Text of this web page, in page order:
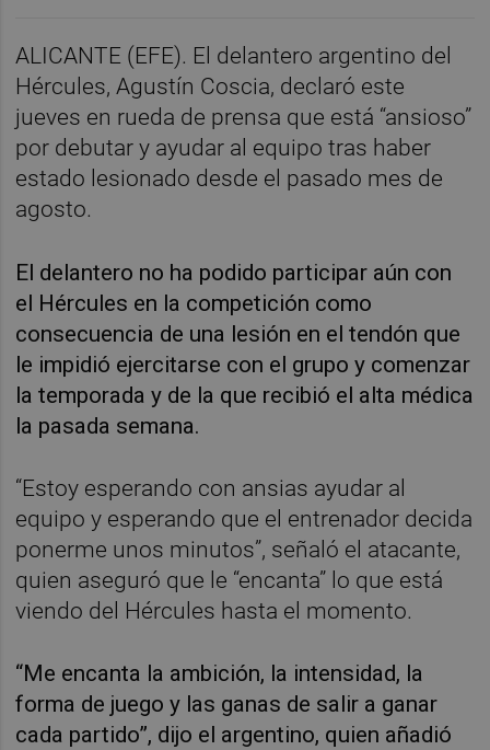
ALICANTE (EFE). El delantero argentino del
Hércules, Agustín Coscia, declaró este
jueves en rueda de prensa que está “ansioso”
por debutar y ayudar al equipo tras haber
estado lesionado desde el pasado mes de
agosto.
El delantero no ha podido participar aún con
el Hércules en la competición como
consecuencia de una lesión en el tendón que
le impidió ejercitarse con el grupo y comenzar
la temporada y de la que recibió el alta médica
la pasada semana.
“Estoy esperando con ansias ayudar al
equipo y esperando que el entrenador decida
ponerme unos minutos”, señaló el atacante,
quien aseguró que le “encanta” lo que está
viendo del Hércules hasta el momento.
“Me encanta la ambición, la intensidad, la
forma de juego y las ganas de salir a ganar
cada partido”, dijo el argentino, quien añadió